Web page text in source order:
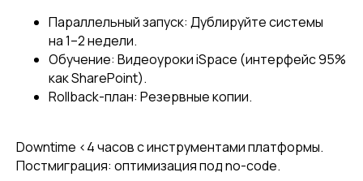
Параллельный запуск: Дублируйте системы
на 1–2 недели.
Обучение: Видеоуроки iSpace (интерфейс 95%
как SharePoint).
Rollback-план: Резервные копии.
Downtime <4 часов с инструментами платформы.
Постмиграция: оптимизация под no-code.